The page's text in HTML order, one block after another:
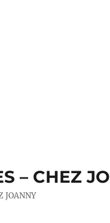
– CHEZ
JOANNY